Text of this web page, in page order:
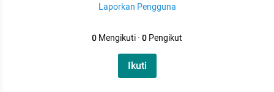
Laporkan Pengguna
0Mengikuti·0Pengikut
Ikuti